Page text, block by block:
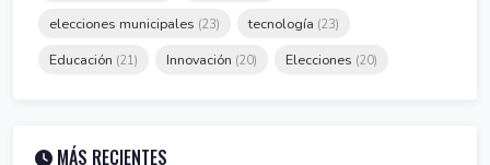
elecciones municipales (23) tecnología (23)
Educación (21) Innovación (20) Elecciones (20)
MÁS RECIENTES